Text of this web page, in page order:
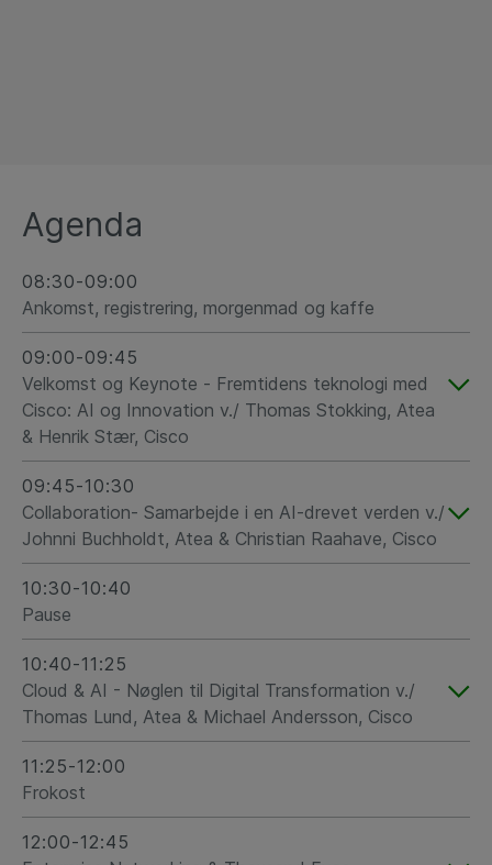
Agenda
08:30-09:00
Ankomst, registrering, morgenmad og kaffe
09:00-09:45
Velkomst og Keynote - Fremtidens teknologi med
Cisco: AI og Innovation v./ Thomas Stokking, Atea
& Henrik Stær, Cisco
09:45-10:30
Collaboration- Samarbejde i en AI-drevet verden v./
Johnni Buchholdt, Atea & Christian Raahave, Cisco
10:30-10:40
Pause
10:40-11:25
Cloud & AI - Nøglen til Digital Transformation v./
Thomas Lund, Atea & Michael Andersson, Cisco
11:25-12:00
Frokost
12:00-12:45